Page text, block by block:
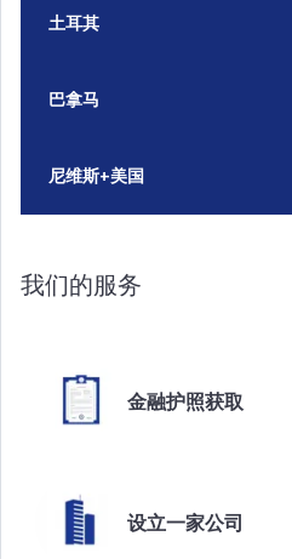
土耳其
巴拿马
尼维斯+美国
我们的服务
金融护照获取
设立一家公司